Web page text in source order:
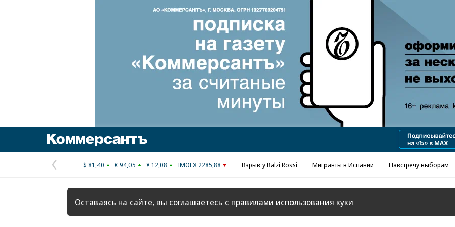
Реклама в «Ъ» www.kommersant.ru/ad
Предыдущая
страница
$ 81,40 € 94,05 ¥ 12,08 IMOEX 2285,88 Взрыв у Balzi Rossi Мигранты в Испании Навстречу выборам
Оставаясь на сайте, вы соглашаетесь с правилами использования куки